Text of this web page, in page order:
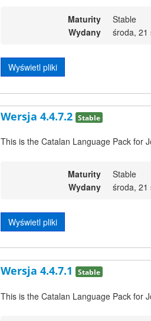
Maturity
Stable
Wydany
środa, 21
Wyświetl pliki
Wersja 4.4.7.2 Stable
This is the Catalan Language Pack for
Maturity
Stable
Wydany
środa, 21
Wyświetl pliki
Wersja 4.4.7.1 Stable
This is the Catalan Language Pack for